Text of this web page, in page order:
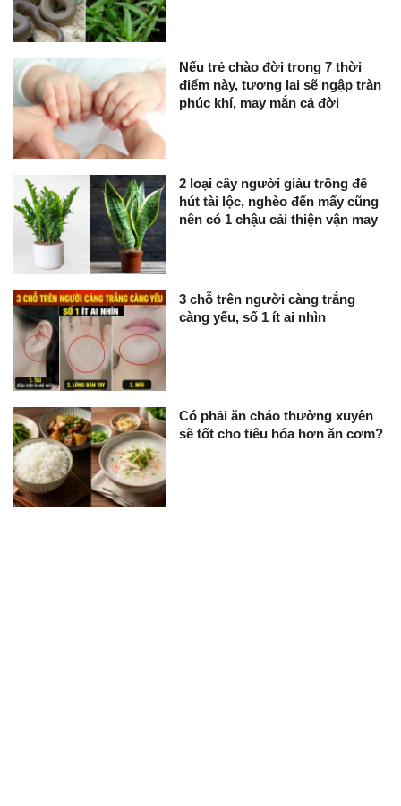
Nếu trẻ chào đời trong 7 thời
điểm này, tương lai sẽ ngập tràn
phúc khí, may mắn cả đời
2 loại cây người giàu trồng để
hút tài lộc, nghèo đến mấy cũng
nên có 1 chậu cải thiện vận may
3 chỗ trên người càng trắng
càng yếu, số 1 ít ai nhìn
Có phải ăn cháo thường xuyên
sẽ tốt cho tiêu hóa hơn ăn cơm?